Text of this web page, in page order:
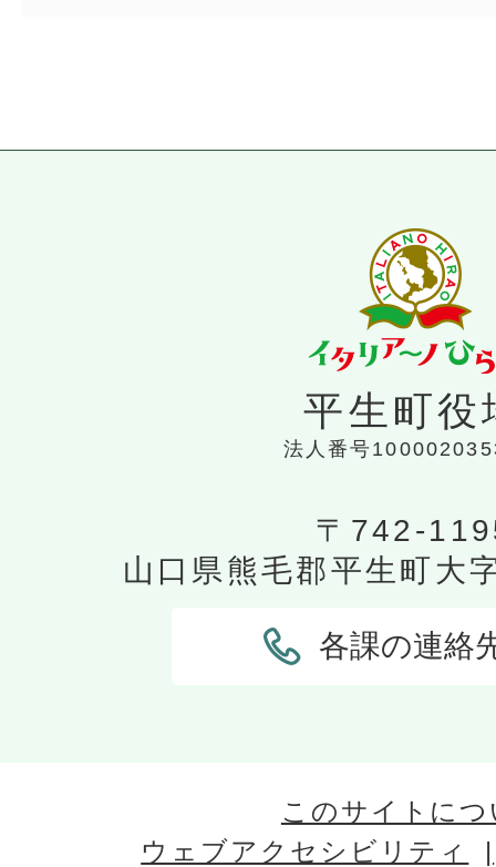
平生町役
法人番号
〒742-
山口県熊毛郡平生町大
各課の連絡
このサイトに
ウェブアクセシビリティ